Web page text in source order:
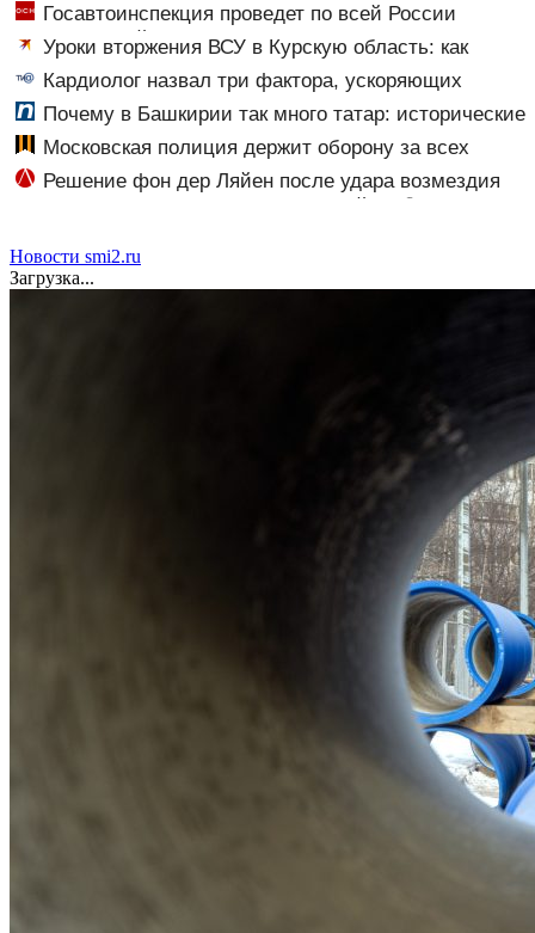
Госавтоинспекция проведет по всей России
массовые рейды с 10 августа
Уроки вторжения ВСУ в Курскую область: как
горькие события два года назад навсегда изменили
российскую армию
Кардиолог назвал три фактора, ускоряющих
старение сердца
Почему в Башкирии так много татар: исторические
корни и перепись населения
Московская полиция держит оборону за всех
нас — мнение
Решение фон дер Ляйен после удара возмездия
ВС РФ вызвало гнев в Сети ⋆ Листай.ру ✪
Новости smi2.ru
Загрузка...